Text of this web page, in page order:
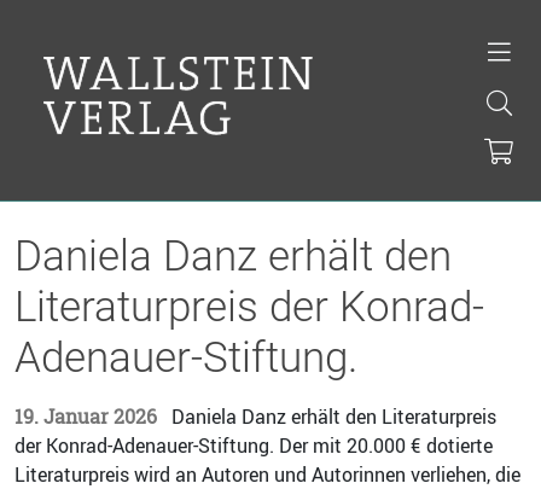
Daniela Danz erhält den
Literaturpreis der Konrad-
Adenauer-Stiftung.
19. Januar 2026 Daniela Danz erhält den Literaturpreis
der Konrad-Adenauer-Stiftung. Der mit 20.000 € dotierte
Literaturpreis wird an Autoren und Autorinnen verliehen, die